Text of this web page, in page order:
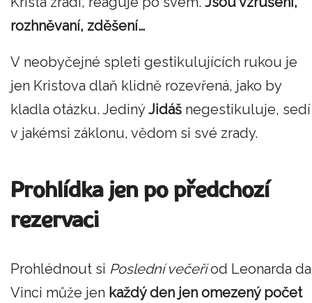
rozhněvaní, zděšení…
V neobyčejné spleti gestikulujících rukou je
jen Kristova dlaň klidně rozevřená, jako by
kladla otázku. JedinýJidáš negestikuluje, sedí
v jakémsi záklonu, vědom si své zrady.
Prohlídka jen po předchozí
rezervaci
Prohlédnout si Poslední večeřiod Leonarda da
Vinci může jen každý den jen omezený počet